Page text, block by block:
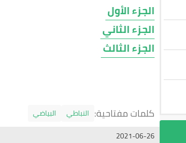
الجزء الأول
الجزء الثاني
الجزء الثالث
كلمات مفتاحية: النباطي
البياضي
2021-06-26